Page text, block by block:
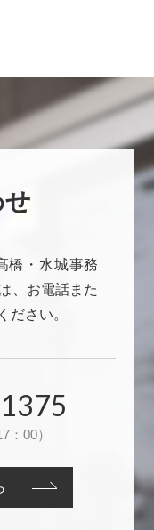
橋・水城事務
、お電話また
ださい。
：00）